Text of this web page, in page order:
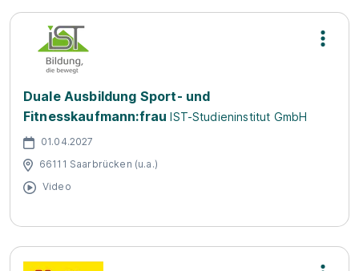
Duale Ausbildung Sport- und
Fitnesskaufmann:frau IST-Studieninstitut GmbH
01.04.2027
66111 Saarbrücken (u.a.)
Video